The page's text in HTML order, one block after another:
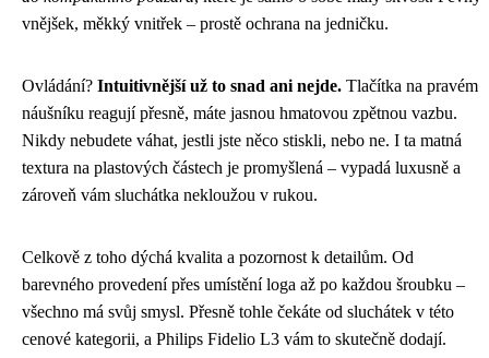
vnějšek, měkký vnitřek – prostě ochrana na jedničku.
Ovládání? Intuitivnější už to snad ani nejde. Tlačítka na pravém
náušníku reagují přesně, máte jasnou hmatovou zpětnou vazbu.
Nikdy nebudete váhat, jestli jste něco stiskli, nebo ne. I ta matná
textura na plastových částech je promyšlená – vypadá luxusně a
zároveň vám sluchátka nekloužou v rukou.
Celkově z toho dýchá kvalita a pozornost k detailům. Od
barevného provedení přes umístění loga až po každou šroubku –
všechno má svůj smysl. Přesně tohle čekáte od sluchátek v této
cenové kategorii, a Philips Fidelio L3 vám to skutečně dodají.